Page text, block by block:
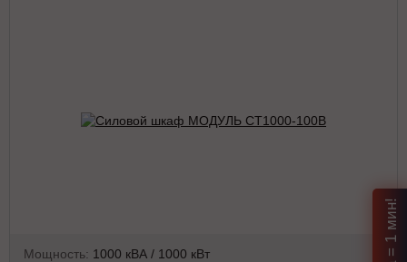
Мощность: 1000 кВА / 1000 кВт